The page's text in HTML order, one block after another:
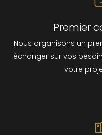
Premier
Nous organisons un
échanger sur vos
votre